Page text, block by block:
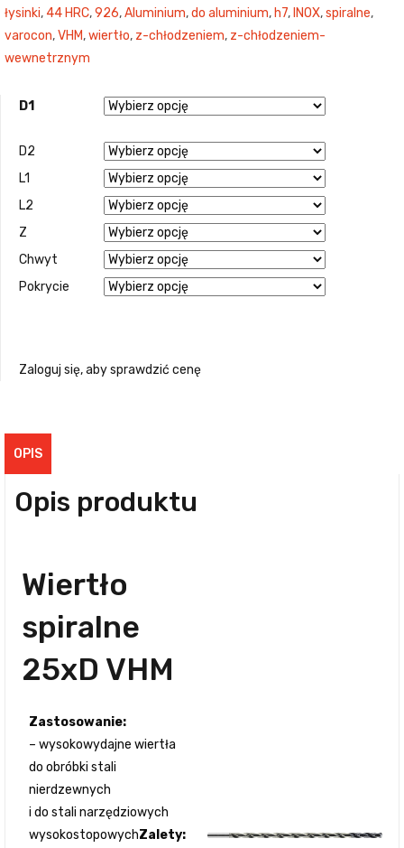
łysinki, 44 HRC,926,Aluminium,do aluminium, h7, INOX,spiralne,
varocon,VHM,wiertło, z-chłodzeniem, z-chłodzeniem-
wewnetrznym
D1
D2
L1
L2
Z
Chwyt
Pokrycie
Zaloguj się, aby sprawdzić cenę
OPIS
Opis produktu
Wiertło
spiralne
25xD VHM
Zastosowanie:
– wysokowydajne wiertła
do obróbki stali
nierdzewnych
i do stali narzędziowych
wysokostopowychZalety: